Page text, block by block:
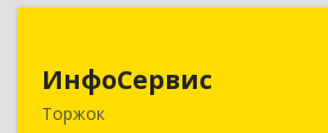
ИнфоСервис
Торжок
172002, Тверская обл,